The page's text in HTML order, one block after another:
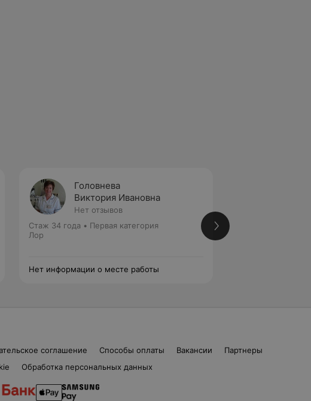
Головнева
Виктория Ивановна
Нет отзывов
Стаж 34 года • Первая категория
Лор
Нет информации о месте работы
соглашение Способы оплаты Вакансии
Партнеры
Обработка персональных данных